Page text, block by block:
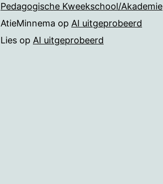
Pedagogische Kweekschool/Akademie
AtieMinnema op AI uitgeprobeerd
Lies op AI uitgeprobeerd